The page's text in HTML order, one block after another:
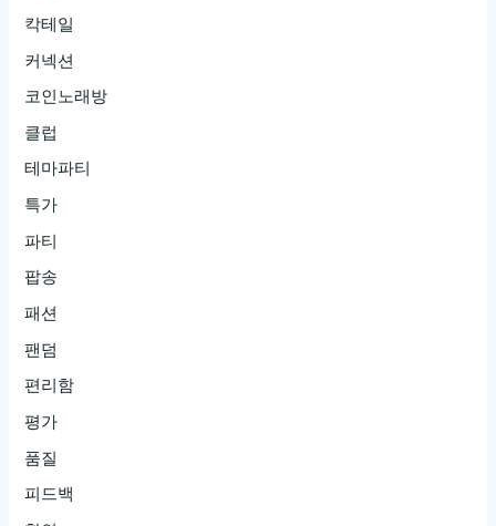
칵테일
커넥션
코인노래방
클럽
테마파티
특가
파티
팝송
패션
팬덤
편리함
평가
품질
피드백